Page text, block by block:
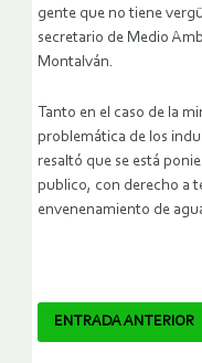
gente que no tiene
secretario de Medio
Montalván.
Tanto en el caso de la
problemática de los
resaltó que se está
publico, con derecho a
envenenamiento de
Navegador
ENTRADA ANTERIOR